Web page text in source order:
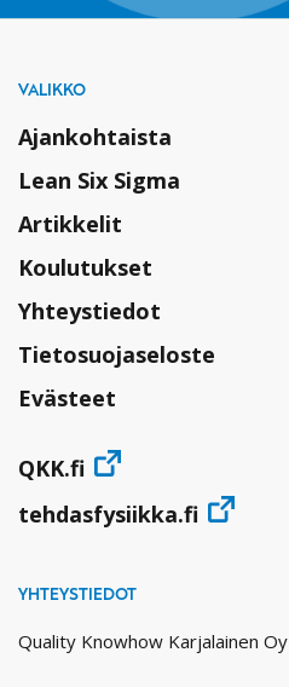
VALIKKO
Ajankohtaista
Lean Six Sigma
Artikkelit
Koulutukset
Yhteystiedot
Tietosuojaseloste
Evästeet
QKK.fi
tehdasfysiikka.fi
YHTEYSTIEDOT
Quality Knowhow Karjalainen Oy